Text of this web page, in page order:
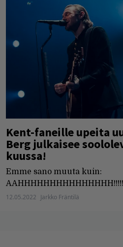
Kent-faneille upeita
Berg julkaisee
kuussa!
Emme sano muuta kuin:
12.05.2022 Jarkko Fräntilä